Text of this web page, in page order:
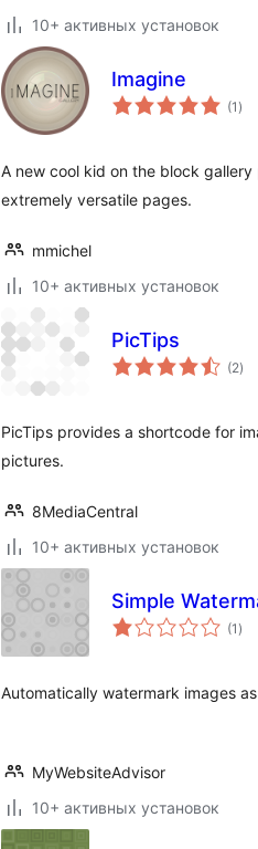
10+ активных установок
Imagine
(1 )
A new cool kid on the block
extremely versatile pages.
mmichel
10+ активных установок
PicTips
(2)
PicTips provides a shortcode for
pictures.
8MediaCentral
10+ активных установок
Simple
(1 )
Automatically watermark images
MyWebsiteAdvisor
10+ активных установок